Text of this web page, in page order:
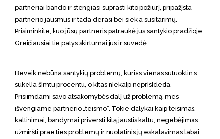
partneriai bando ir stengiasi suprasti kito požiūrį, pripažįsta
partnerio jausmus ir tada derasi bei siekia susitarimų.
Prisiminkite, kuo jūsų partneris patraukė jus santykio pradžioje.
Greičiausiai tie patys skirtumai jus ir suvedė.
Beveik nebūna santykių problemų, kurias vienas sutuoktinis
sukelia šimtu procentu, o kitas niekaip neprisideda.
Prisiimdami savo atsakomybės dalį už problemą, mes
išvengiame partnerio „teismo“. Tokie dalykai kaip teisimas,
kaltinimai, bandymai priversti kitą jaustis kaltu, negebėjimas
užmiršti praeities problemų ir nuolatinis jų eskalavimas labai